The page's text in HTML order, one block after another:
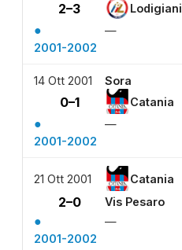
2–3 Lodigiani
●
—
2001-2002
14 Ott 2001 Sora
0–1 Catania
●
—
2001-2002
21 Ott 2001 Catania
2–0 Vis Pesaro
●
—
2001-2002